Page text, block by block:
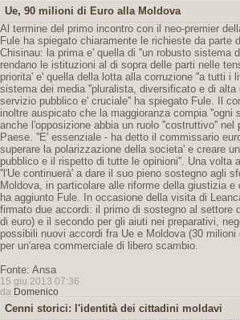
Ue, 90 milioni di Euro alla Moldova
Al termine del primo incontro con il neo-premier
Fule ha spiegato chiaramente le richieste da parte
Chisinau: la prima e' quella di ''un robusto sistema
rendano le istituzioni al di sopra delle parti nelle
priorita' e' quella della lotta alla corruzione ''a tutti i
sistema dei media ''pluralista, diversificato e di alta
servizio pubblico e' cruciale'' ha spiegato Fule. Il
inoltre auspicato che la maggioranza compia ''ogni
anche l'opposizione abbia un ruolo ''costruttivo'' nel
Paese. ''E' essenziale - ha detto il commissario
superare la polarizzazione della societa' e creare
pubblico e il rispetto di tutte le opinioni''. Una volta
''l'Ue continuerà' a dare il suo pieno sostegno agli
Moldova, in particolare alle riforme della giustizia e
ha aggiunto Fule. In occasione della visita di
firmato due accordi: il primo di sostegno al settore
di euro) e il secondo per gli aiuti nei preparativi,
possibili nuovi accordi fra Ue e Moldova (30
per un'area commerciale di libero scambio.
Fonte: Ansa
15 giu 2013 07:36
da Domenico
Cenni storici: l'identità dei cittadini moldavi